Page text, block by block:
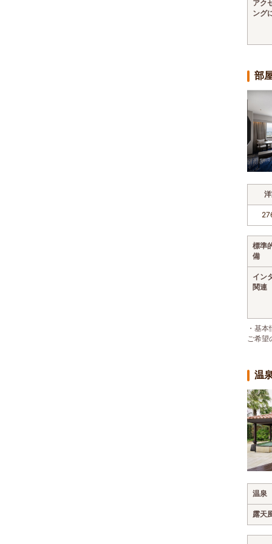
アク
ング
部
標準
備
イン
関連
・基
ご希望
温
温泉
露天